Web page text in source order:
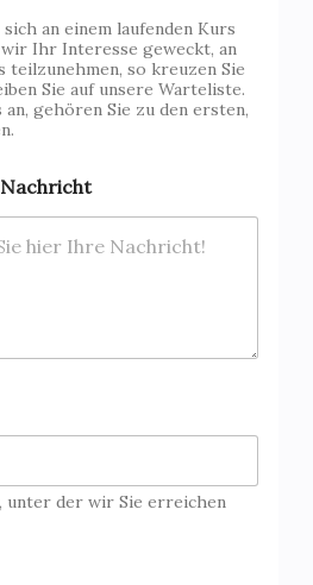
an einem laufenden Kurs
Ihr Interesse geweckt, an
teilzunehmen, so kreuzen Sie
Sie auf unsere Warteliste.
gehören Sie zu den ersten,
unter der wir Sie erreichen